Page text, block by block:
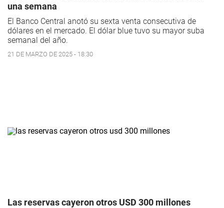
una semana
El Banco Central anotó su sexta venta consecutiva de
dólares en el mercado. El dólar blue tuvo su mayor suba
semanal del año.
21 DE MARZO DE 2025 - 18:30
Las reservas cayeron otros USD 300 millones